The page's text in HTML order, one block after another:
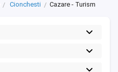
Cionchesti Cazare - Turism